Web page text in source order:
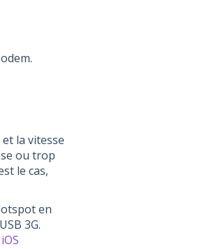
la vitesse
ou trop
le cas,
en
3G.
iOS